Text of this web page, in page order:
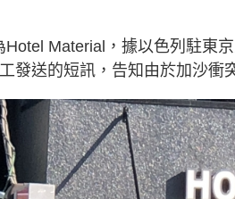
Hotel Material，據以色列駐東
發送的短訊，告知由於加沙衝